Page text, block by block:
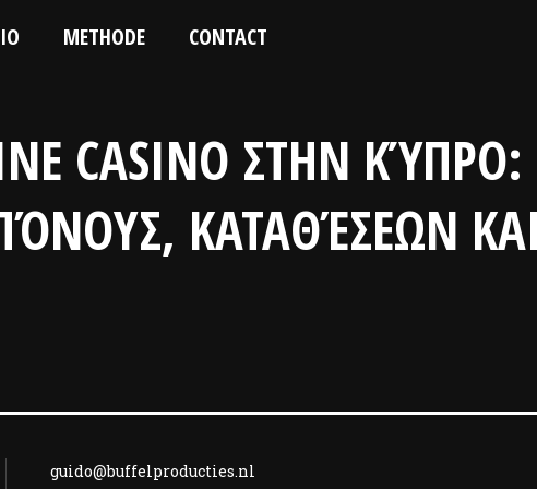
METHODE CONTACT
CASINO ΣΤΗΝ
ΚΑΤΑΘΈΣΕΩΝ
guido@buffelproducties.nl